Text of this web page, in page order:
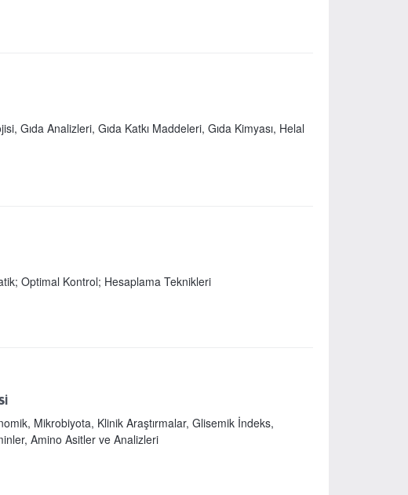
Gıda Analizleri, Gıda Katkı Maddeleri, Gıda Kimyası, Helal
Optimal Kontrol; Hesaplama Teknikleri
Mikrobiyota, Klinik Araştırmalar, Glisemik İndeks,
Amino Asitler ve Analizleri